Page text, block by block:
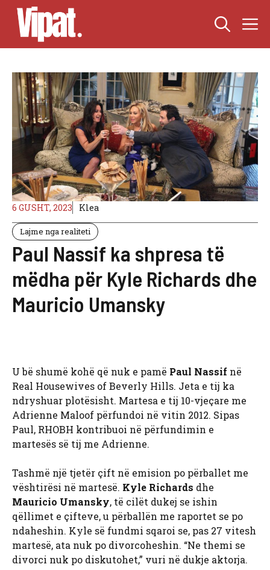
Skip
content
6 GUSHT, 2023 Klea
Lajme nga realiteti
Paul Nassif ka shpresa të
mëdha për Kyle Richards dhe
Mauricio Umansky
U bë shumë kohë që nuk e pamë Paul Nassif në
Real Housewives of Beverly Hills. Jeta e tij ka
ndryshuar plotësisht. Martesa e tij 10-vjeçare me
Adrienne Maloof përfundoi në vitin 2012. Sipas
Paul, RHOBH kontribuoi në përfundimin e
martesës së tij me Adrienne.
Tashmë një tjetër çift në emision po përballet me
vështirësi në martesë. Kyle Richards dhe
Mauricio Umansky, të cilët dukej se ishin
qëllimet e çifteve, u përballën me raportet se po
ndaheshin. Kyle së fundmi sqaroi se, pas 27 vitesh
martesë, ata nuk po divorcoheshin. “Ne themi se
divorci nuk po diskutohet,” vuri në dukje aktorja.